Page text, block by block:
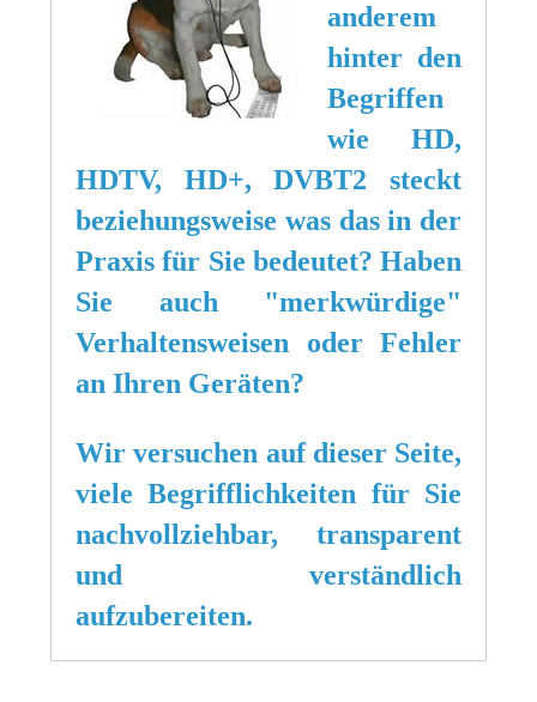
anderem
hinter den
Begriffen
wie HD,
HDTV, HD+, DVBT2 steckt
beziehungsweise was das in der
Praxis für Sie bedeutet? Haben
Sie auch "merkwürdige"
Verhaltensweisen oder Fehler
an Ihren Geräten?
Wir versuchen auf dieser Seite,
viele Begrifflichkeiten für Sie
nachvollziehbar, transparent
und verständlich
aufzubereiten.